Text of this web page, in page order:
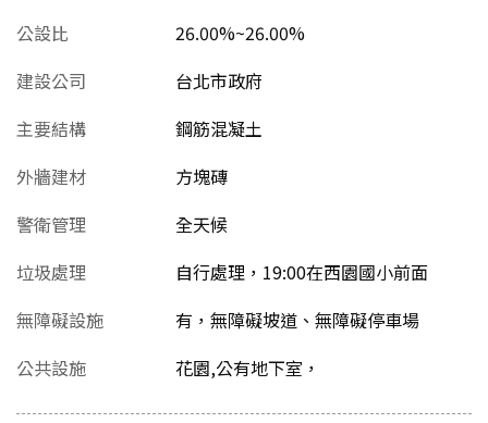
公設比
26.00%~26.00%
建設公司
台北市政府
主要結構
鋼筋混凝土
外牆建材
方塊磚
警衛管理
全天候
垃圾處理
自行處理，19:00在西園國小前面
無障礙設施
有，無障礙坡道、無障礙停車場
公共設施
花園,公有地下室，